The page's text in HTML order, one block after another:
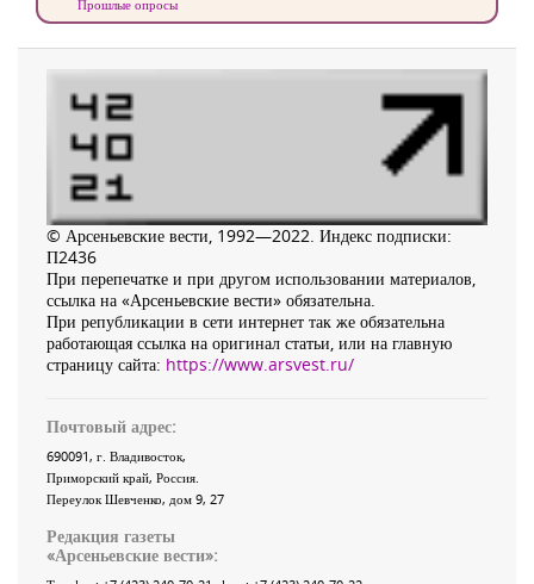
Прошлые опросы
© Арсеньевские вести, 1992—2022. Индекс подписки:
П2436
При перепечатке и при другом использовании материалов,
ссылка на «Арсеньевские вести» обязательна.
При републикации в сети интернет так же обязательна
работающая ссылка на оригинал статьи, или на главную
страницу сайта: https://www.arsvest.ru/
Почтовый адрес:
690091, г. Владивосток,
Приморский край, Россия
Переулок Шевченко, дом 9, 27
Редакция газеты
«Арсеньевские вести»: